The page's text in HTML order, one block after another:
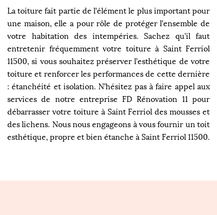
La toiture fait partie de l’élément le plus important pour
une maison, elle a pour rôle de protéger l’ensemble de
votre habitation des intempéries. Sachez qu’il faut
entretenir fréquemment votre toiture à Saint Ferriol
11500, si vous souhaitez préserver l’esthétique de votre
toiture et renforcer les performances de cette dernière
: étanchéité et isolation. N’hésitez pas à faire appel aux
services de notre entreprise FD Rénovation 11 pour
débarrasser votre toiture à Saint Ferriol des mousses et
des lichens. Nous nous engageons à vous fournir un toit
esthétique, propre et bien étanche à Saint Ferriol 11500.